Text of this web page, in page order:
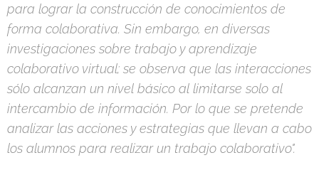
para lograr la construcción de conocimientos de
forma colaborativa. Sin embargo, en diversas
investigaciones sobre trabajo y aprendizaje
colaborativo virtual; se observa que las interacciones
sólo alcanzan un nivel básico al limitarse solo al
intercambio de información. Por lo que se pretende
analizar las acciones y estrategias que llevan a cabo
los alumnos para realizar un trabajo colaborativo".